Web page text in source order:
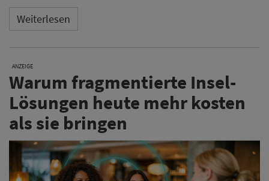
Weiterlesen
ANZEIGE
Warum fragmentierte Insel-
Lösungen heute mehr kosten
als sie bringen